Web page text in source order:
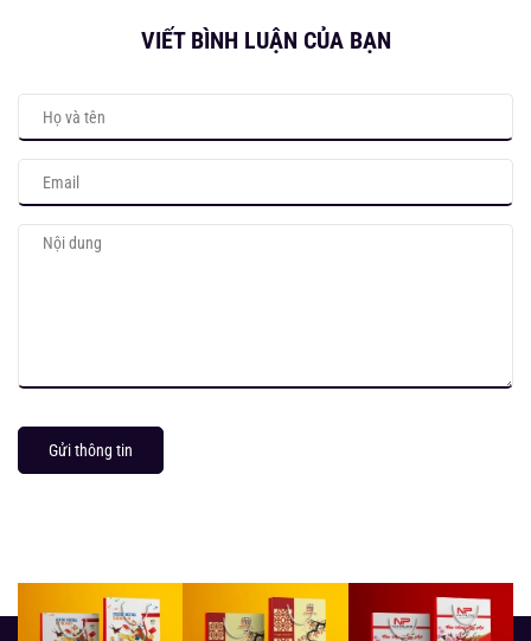
VIẾT BÌNH LUẬN CỦA BẠN
Gửi thông tin